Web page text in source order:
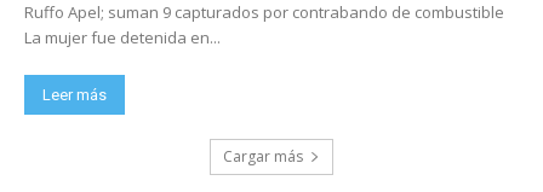
Ruffo Apel; suman 9 capturados por contrabando de combustible
La mujer fue detenida en...
Leer más
Cargar más